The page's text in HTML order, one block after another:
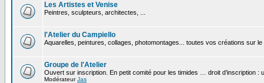
Les Artistes et Venise
Peintres, sculpteurs, architectes, ...
l'Atelier du Campiello
Aquarelles, peintures, collages, photomontages... toutes vos créations sur le
Groupe de l'Atelier
Ouvert sur inscription. En petit comité pour les timides … droit d’inscription :
ModérateurJas